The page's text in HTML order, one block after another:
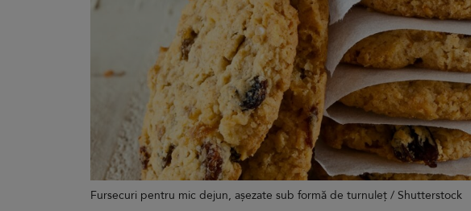
Fursecuri pentru mic dejun, așezate sub formă de turnuleț / Shutterstock